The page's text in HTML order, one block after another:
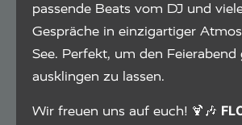
passende Beats vom DJ und
Gespräche in einzigartiger
See. Perfekt, um den Feierabend
ausklingen zu lassen.
Wir freuen uns auf euch! 🍹🎶